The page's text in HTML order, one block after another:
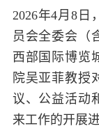
2026年4月8日
员会全委会（
西部国际博览
院吴亚菲教授
议、公益活动
来工作的开展